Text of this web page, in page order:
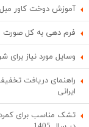
آموزش دوخت کاور مبل
فرم دهی به کل صورت
وسایل مورد نیاز
راهنمای دریافت
ایرانی
تشک مناسب برای